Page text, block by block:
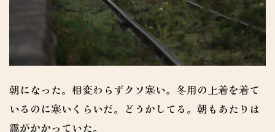
朝になった。相変わらずクソ寒い。冬用の上着を着て
いるのに寒いくらいだ。どうかしてる。朝もあたりは
靄がかかっていた。